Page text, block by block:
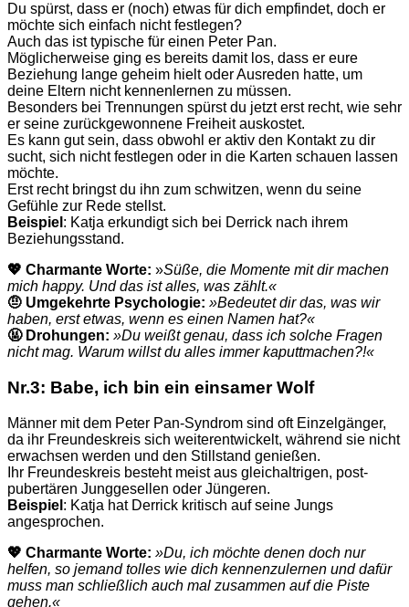
Du spürst, dass er (noch) etwas für dich empfindet, doch er
möchte sich einfach nicht festlegen?
Auch das ist typische für einen Peter Pan.
Möglicherweise ging es bereits damit los, dass er eure
Beziehung lange geheim hielt oder Ausreden hatte, um
deine Eltern nicht kennenlernen zu müssen.
Besonders bei Trennungen spürst du jetzt erst recht, wie sehr
er seine zurückgewonnene Freiheit auskostet.
Es kann gut sein, dass obwohl er aktiv den Kontakt zu dir
sucht, sich nicht festlegen oder in die Karten schauen lassen
möchte.
Erst recht bringst du ihn zum schwitzen, wenn du seine
Gefühle zur Rede stellst.
Beispiel : Katja erkundigt sich bei Derrick nach ihrem
Beziehungsstand.
💖 Charmante Worte: »Süße, die Momente mit dir machen
mich happy. Und das ist alles, was zählt.«
🤨 Umgekehrte Psychologie: »Bedeutet dir das, was wir
haben, erst etwas, wenn es einen Namen hat?«
🤬 Drohungen: »Du weißt genau, dass ich solche Fragen
nicht mag. Warum willst du alles immer kaputtmachen?!«
Nr.3: Babe, ich bin ein einsamerWolf
Männer mit dem Peter Pan-Syndrom sind oft Einzelgänger,
da ihr Freundeskreis sich weiterentwickelt, während sie nicht
erwachsen werden und den Stillstand genießen.
Ihr Freundeskreis besteht meist aus gleichaltrigen, post-
pubertären Junggesellen oder Jüngeren.
Beispiel : Katja hat Derrick kritisch auf seine Jungs
angesprochen.
💖 Charmante Worte: »Du, ich möchte denen doch nur
helfen, so jemand tolles wie dich kennenzulernen und dafür
muss man schließlich auch mal zusammen auf die Piste
gehen.«